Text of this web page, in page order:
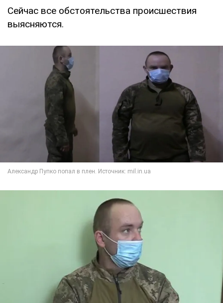
Сейчас все обстоятельства происшествия
выясняются.